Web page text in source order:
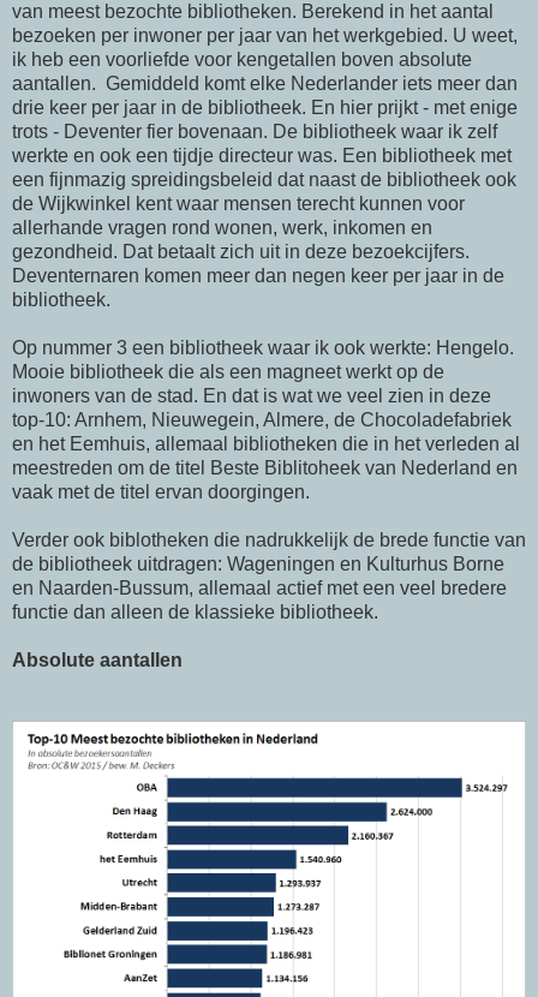
van meest bezochte bibliotheken. Berekend in het aantal
bezoeken per inwoner per jaar van het werkgebied. U weet,
ik heb een voorliefde voor kengetallen boven absolute
aantallen. Gemiddeld komt elke Nederlander iets meer dan
drie keer per jaar in de bibliotheek. En hier prijkt - met enige
trots - Deventer fier bovenaan. De bibliotheek waar ik zelf
werkte en ook een tijdje directeur was. Een bibliotheek met
een fijnmazig spreidingsbeleid dat naast de bibliotheek ook
de Wijkwinkel kent waar mensen terecht kunnen voor
allerhande vragen rond wonen, werk, inkomen en
gezondheid. Dat betaalt zich uit in deze bezoekcijfers.
Deventernaren komen meer dan negen keer per jaar in de
bibliotheek.
Op nummer 3 een bibliotheek waar ik ook werkte: Hengelo.
Mooie bibliotheek die als een magneet werkt op de
inwoners van de stad. En dat is wat we veel zien in deze
top-10: Arnhem, Nieuwegein, Almere, de Chocoladefabriek
en het Eemhuis, allemaal bibliotheken die in het verleden al
meestreden om de titel Beste Biblitoheek van Nederland en
vaak met de titel ervan doorgingen.
Verder ook biblotheken die nadrukkelijk de brede functie van
de bibliotheek uitdragen: Wageningen en Kulturhus Borne
en Naarden-Bussum, allemaal actief met een veel bredere
functie dan alleen de klassieke bibliotheek.
Absolute aantallen